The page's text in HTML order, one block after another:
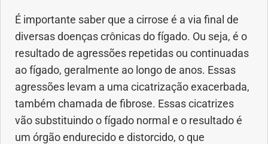
Aparelho Digestivo
Atividade física
Beleza e Cosmética
Câncer
É importante saber que a cirrose é a via final de
diversas doenças crônicas do fígado. Ou seja, é o
resultado de agressões repetidas ou continuadas
ao fígado, geralmente ao longo de anos. Essas
agressões levam a uma cicatrização exacerbada,
também chamada de fibrose. Essas cicatrizes
vão substituindo o fígado normal e o resultado é
um órgão endurecido e distorcido, o que